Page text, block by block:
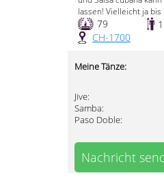
lassen! Vielleicht ja bis
79
CH-1700
Meine Tänze:
Jive:
Samba:
Paso Doble:
Nachricht